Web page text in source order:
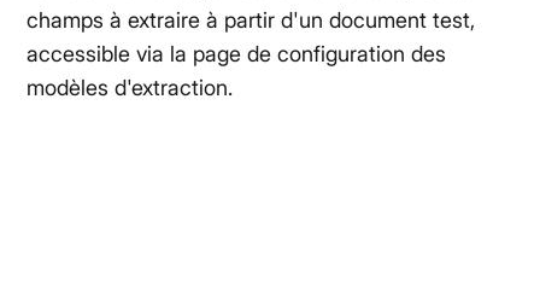
champs à extraire à partir d'un document test,
accessible via la page de configuration des
modèles d'extraction.